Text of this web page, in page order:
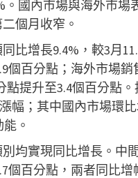
。國內市場與海外市
個月收窄。
比增長9.4%，較3月
個百分點；海外市場
點提升至3.4個百分點
幅；其中國內市場環
。
均實現同比增長。中
個百分點，兩者同比